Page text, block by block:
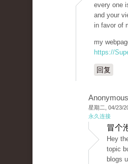
every one
and your
in favor of
my
https://
回复
星期二, 04/23/
永久连接
冒个
Hey
topic
blogs